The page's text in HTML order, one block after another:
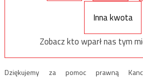
Inna kwota
Zobacz kto wparł nas tym
Dziękujemy za pomoc prawną